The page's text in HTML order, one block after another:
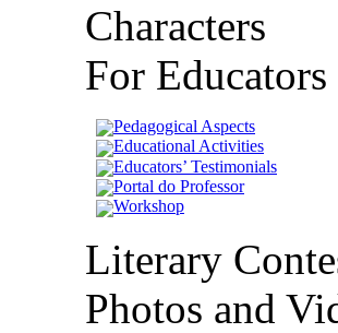
Characters
For Educators
Pedagogical Aspects
Educational Activities
Educators’ Testimonials
Portal do Professor
Workshop
Literary
Photos and